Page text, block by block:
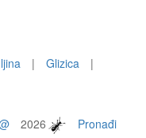
| Glizica
|
2026
Pronađi